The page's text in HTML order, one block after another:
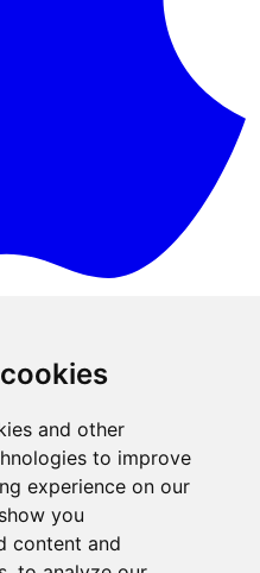
and other
to improve
experience on our
you
content and